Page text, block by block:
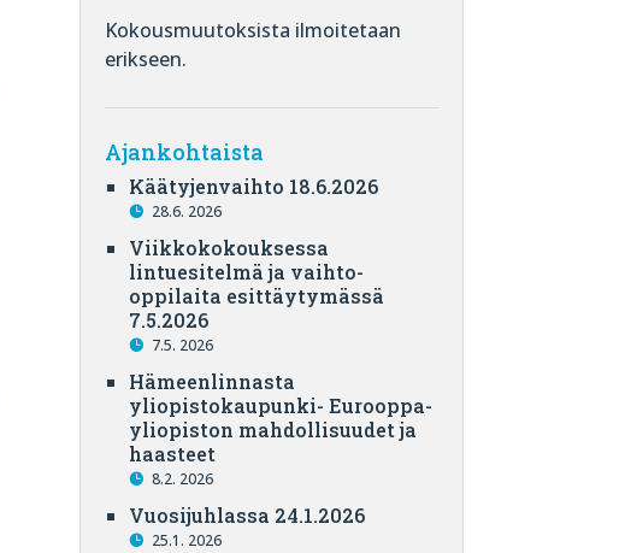
Kokousmuutoksista ilmoitetaan
erikseen.
Ajankohtaista
Käätyjenvaihto 18.6.2026
28.6. 2026
Viikkokokouksessa
lintuesitelmä ja vaihto-
oppilaita esittäytymässä
7.5.2026
7.5. 2026
Hämeenlinnasta
yliopistokaupunki- Eurooppa-
yliopiston mahdollisuudet ja
haasteet
8.2. 2026
Vuosijuhlassa 24.1.2026
25.1. 2026